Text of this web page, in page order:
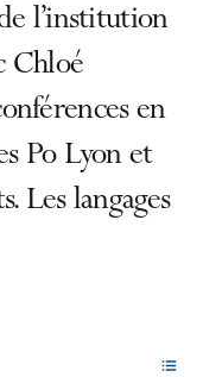
l’institution
Chloé
en
Po Lyon et
Les langages